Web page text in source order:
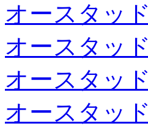
オースタッド
オースタッド
オースタッド
オースタッド